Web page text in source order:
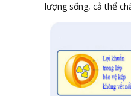
lượng sống, cả thể